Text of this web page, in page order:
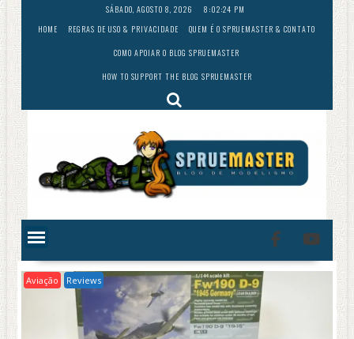
Skip
to
content
SÁBADO, AGOSTO 8, 2026
8:02:25 PM
HOME
REGRAS DE USO & PRIVACIDADE
QUEM É O SPRUEMASTER & CONTATO
COMO APOIAR O BLOG SPRUEMASTER
HOW TO SUPPORT THE BLOG SPRUEMASTER
Aviação Reviews